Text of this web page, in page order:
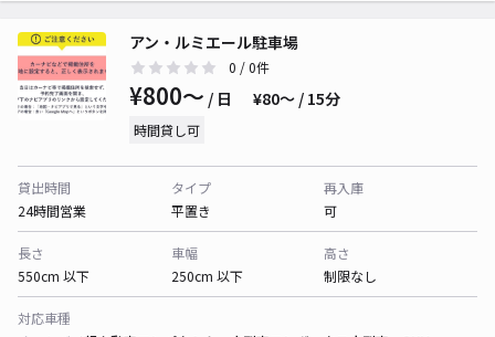
アン・ルミエール駐車場
0 / 0件
¥800〜 / 日 ¥80〜 / 15分
時間貸し可
貸出時間
24時間営業
タイプ
平置き
再入庫
可
長さ
550cm 以下
車幅
250cm 以下
高さ
制限なし
対応車種